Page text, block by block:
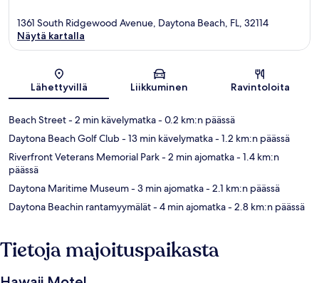
Kartta
1361 South Ridgewood Avenue, Daytona Beach, FL, 32114
Näytä kartalla
Lähettyvillä Liikkuminen Ravintoloita
Beach Street- 2 min kävelymatka- 0.2 km:n päässä
Daytona Beach Golf Club- 13 min kävelymatka- 1.2 km:n päässä
Riverfront Veterans Memorial Park- 2 min ajomatka- 1.4 km:n
päässä
Daytona Maritime Museum- 3 min ajomatka- 2.1 km:n päässä
Daytona Beachin rantamyymälät- 4 min ajomatka- 2.8 km:n päässä
Tietoja majoituspaikasta